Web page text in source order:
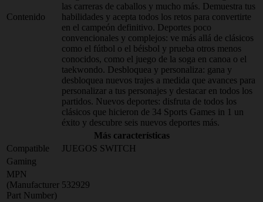
Contenido
las carreras de caballos y mucho más. Demuestra tus
habilidades y acepta todos los retos para convertirte
en el campeón definitivo. Deportes poco
convencionales y complejos: ve más allá de clásicos
como el fútbol o el béisbol y prueba otros menos
conocidos, como el juego de la soga en canoa o el
taekwondo. Desbloquea y personaliza: gana y
desbloquea nuevos trajes a medida que avances para
personalizar a tus personajes y destacar en todos los
partidos. Nuevos deportes: disfruta de todos los
clásicos que hicieron de 34 Sports Games in 1 un
éxito y descubre seis nuevos deportes más.
Más características
Compatible
JUEGOS SWITCH
Gaming
MPN
(Manufacturer
Part Number)
532929